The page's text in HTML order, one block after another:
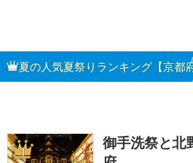
夏の人気夏祭りランキング【京都
1
御手洗祭と北